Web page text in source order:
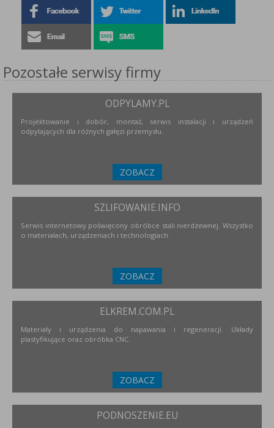
Pozostałe serwisy firmy
ODPYLAMY.PL
Projektowanie i dobór, montaż, serwis instalacji i urządzeń
odpylających dla różnych gałęzi przemysłu.
ZOBACZ
SZLIFOWANIE.INFO
Serwis internetowy poświęcony obróbce stali nierdzewnej. Wszystko
o materiałach, urządzeniach i technologiach.
ZOBACZ
ELKREM.COM.PL
Materiały i urządzenia do napawania i regeneracji. Układy
plastyfikujące oraz obróbka CNC.
ZOBACZ
PODNOSZENIE.EU